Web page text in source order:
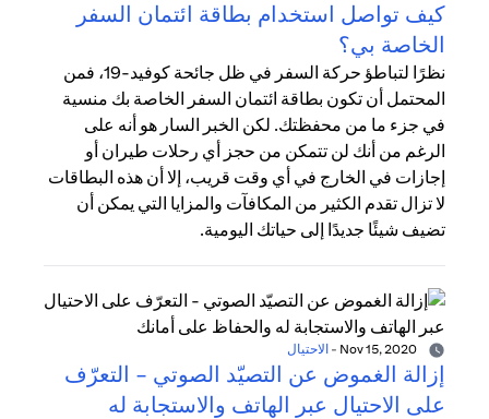
كيف تواصل استخدام بطاقة ائتمان السفر
الخاصة بي؟
نظرًا لتباطؤ حركة السفر في ظل جائحة كوفيد-19، فمن
المحتمل أن تكون بطاقة ائتمان السفر الخاصة بك منسية
في جزء ما من محفظتك. لكن الخبر السار هو أنه على
الرغم من أنك لن تتمكن من حجز أي رحلات طيران أو
إجازات في الخارج في أي وقت قريب، إلا أن هذه البطاقات
لا تزال تقدم الكثير من المكافآت والمزايا التي يمكن أن
تضيف شيئًا جديدًا إلى حياتك اليومية.
- الاحتيال
إزالة الغموض عن التصيّد الصوتي - التعرّف
على الاحتيال عبر الهاتف والاستجابة له